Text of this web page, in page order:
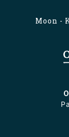
Moon -